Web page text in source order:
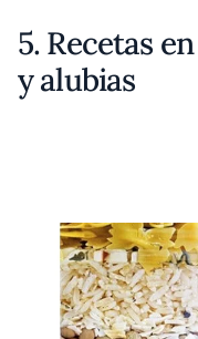
5. Recetas
y alubias